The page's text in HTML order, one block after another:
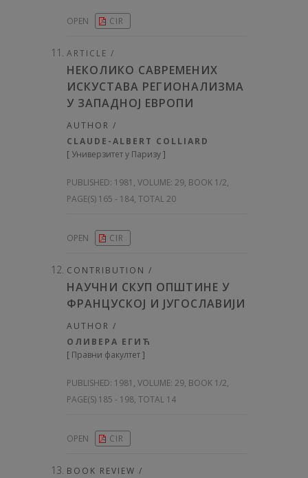
OPEN CIR
ARTICLE /
НЕКОЛИКО САВРЕМЕНИХ
ИСКУСТАВА РЕГИОНАЛИЗМА
У ЗАПАДНОЈ ЕВРОПИ
AUTHOR /
CLAUDE-ALBERT COLLIARD
[ Универзитет у Паризу]
PUBLISHED: 1981, VOLUME: 29, BOOK 1/2,
PAGE(S) 165 - 184, TOTAL 20
OPEN CIR
CONTRIBUTION /
НАУЧНИ СКУП ОПШТИНЕ У
ФРАНЦУСКОЈ И ЈУГОСЛАВИЈИ
AUTHOR /
ОЛИВЕРА ЕГИЋ
[ Правни факултет]
PUBLISHED: 1981, VOLUME: 29, BOOK 1/2,
PAGE(S) 185 - 198, TOTAL 14
OPEN CIR
BOOK REVIEW /